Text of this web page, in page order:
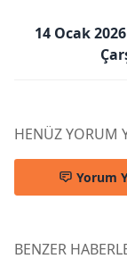
14 Ocak
HENÜZ YORUM
Yorum
BENZER